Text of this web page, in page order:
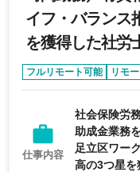
イフ・バランス
を獲得した社労
フルリモート可能 リモ
年間休日120日以上
仕事内容
社会保険労
助成金業務
足立区ワー
高の3つ星